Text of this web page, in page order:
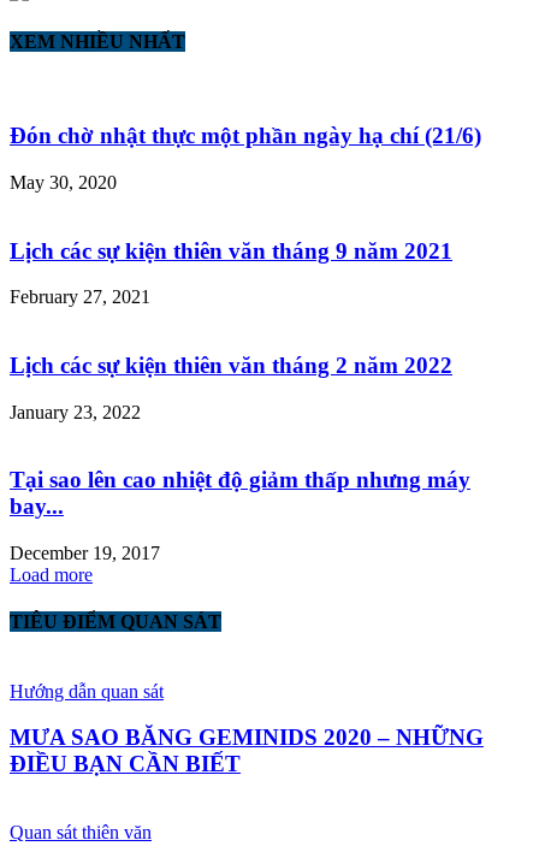
XEM NHIỀU NHẤT
Đón chờ nhật thực một phần ngày hạ chí (21/6)
May 30, 2020
Lịch các sự kiện thiên văn tháng 9 năm 2021
February 27, 2021
Lịch các sự kiện thiên văn tháng 2 năm 2022
January 23, 2022
Tại sao lên cao nhiệt độ giảm thấp nhưng máy
bay...
December 19, 2017
Load more
TIÊU ĐIỂM QUAN SÁT
Hướng dẫn quan sát
MƯA SAO BĂNG GEMINIDS 2020 – NHỮNG
ĐIỀU BẠN CẦN BIẾT
Quan sát thiên văn